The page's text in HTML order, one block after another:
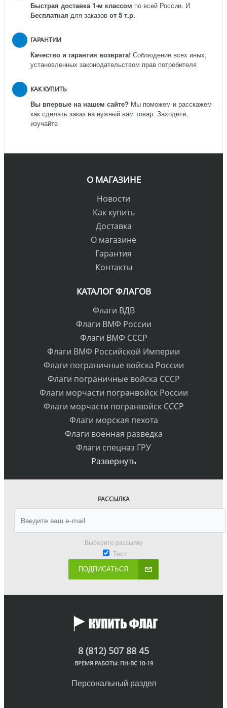
Быстрая доставка 1-м классом по всей России. И
Бесплатная для заказов от 5 т.р.
ГАРАНТИИ
Качество и гарантия возврата! Соблюдение всех иных,
установленных законодательством прав потребителя
КАК КУПИТЬ
Вы впервые на нашем сайте? Мы поможем и расскажем
как сделать заказ на нужный вам товар. Заходите,
изучайте
О МАГАЗИНЕ
Новости
Как купить
Доставка
О магазине
Гарантия
Контакты
КАТАЛОГ ФЛАГОВ
Флаги ВДВ
Флаги ВМФ России
Флаги ВМФ СССР
Флаги ВМФ Российской Империи
Флаги пограничные войска России
Флаги пограничные войска СССР
Флаги морчасти погранвойск России
Флаги морчасти погранвойск СССР
Флаги морская пехота
Флаги военная разведка
Флаги спецназ ГРУ
Развернуть
РАССЫЛКА
Выберите рассылку
Тест
ПОДПИСАТЬСЯ
8 (812) 507 88 45
ВРЕМЯ РАБОТЫ: ПН-ВС 10-19
Персональный раздел